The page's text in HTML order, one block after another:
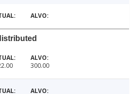
300.00